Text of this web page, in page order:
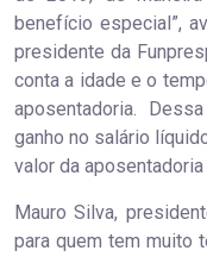
benefício especial”,
presidente da
conta a idade e o
aposentadoria.
ganho no salário
valor da aposentadoria
Mauro Silva,
para quem tem muito